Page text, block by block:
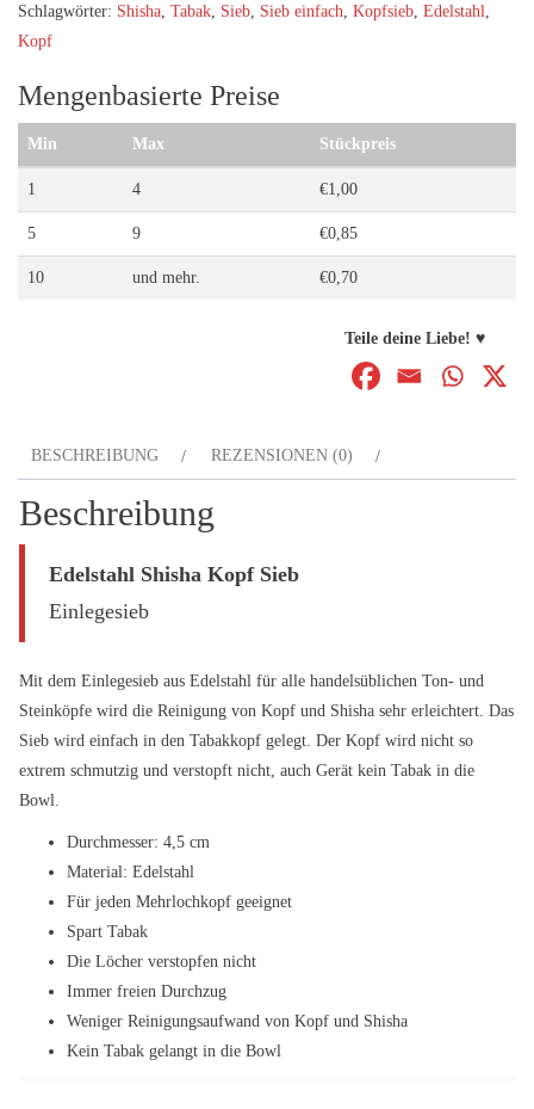
cm
Menge
Schlagwörter: Shisha Tabak Sieb Sieb einfach Kopfsieb Edelstahl
Kopf
Mengenbasierte Preise
Min Max Stückpreis
1 4 €1,00
5 9 €0,85
10 und mehr. €0,70
Teile deine Liebe! ♥
BESCHREIBUNG REZENSIONEN (0)
Beschreibung
Edelstahl Shisha Kopf Sieb
Einlegesieb
Mit dem Einlegesieb aus Edelstahl für alle handelsüblichen Ton- und
Steinköpfe wird die Reinigung von Kopf und Shisha sehr erleichtert. Das
Sieb wird einfach in den Tabakkopf gelegt. Der Kopf wird nicht so
extrem schmutzig und verstopft nicht, auch Gerät kein Tabak in die
Bowl.
Durchmesser: 4,5 cm
Material: Edelstahl
Für jeden Mehrlochkopf geeignet
Spart Tabak
Die Löcher verstopfen nicht
Immer freien Durchzug
Weniger Reinigungsaufwand von Kopf und Shisha
Kein Tabak gelangt in die Bowl